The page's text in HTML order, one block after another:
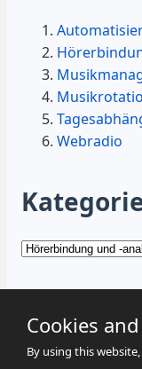
Webradio
Kategorien
Cookies
By using this